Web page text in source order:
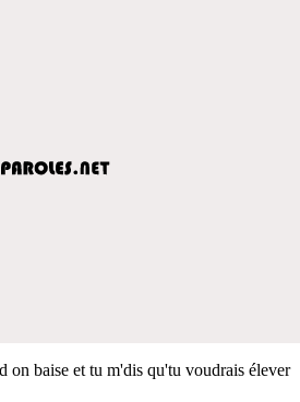
on baise et tu m'dis qu'tu voudrais élever